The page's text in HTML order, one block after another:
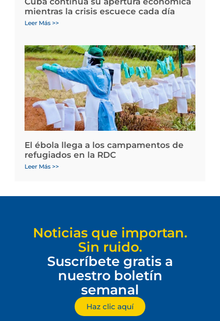
mientras la crisis escuece cada día
Leer Más >>
El ébola llega a los campamentos de
refugiados en la RDC
Leer Más >>
Noticias que importan.
Sin ruido.
Suscríbete gratis a
nuestro boletín
semanal
Haz clic aquí